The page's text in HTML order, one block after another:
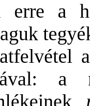
erre a
a